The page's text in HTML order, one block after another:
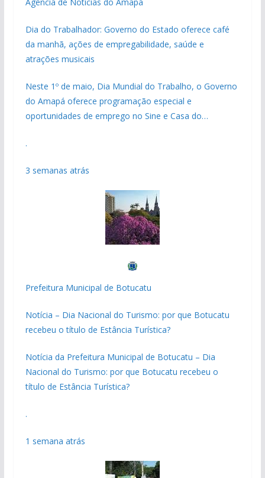
Dia do Trabalhador: Governo do Estado oferece café
da manhã, ações de empregabilidade, saúde e
atrações musicais
Neste 1º de maio, Dia Mundial do Trabalho, o Governo
do Amapá oferece programação especial e
oportunidades de emprego no Sine e Casa do…
.
3 semanas atrás
Prefeitura Municipal de Botucatu
Notícia – Dia Nacional do Turismo: por que Botucatu
recebeu o título de Estância Turística?
Notícia da Prefeitura Municipal de Botucatu – Dia
Nacional do Turismo: por que Botucatu recebeu o
título de Estância Turística?
.
1 semana atrás